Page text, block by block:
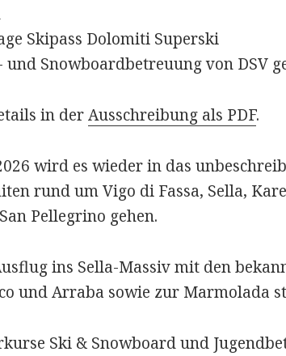
Skipass Dolomiti Superski
und Snowboardbetreuung von DSV
in derAusschreibung als PDF.
wird es wieder in das
rund um Vigo di Fassa, Sella,
Pellegrino gehen.
ins Sella-Massiv mit den
und Arraba sowie zur Marmolada
Ski & Snowboard und